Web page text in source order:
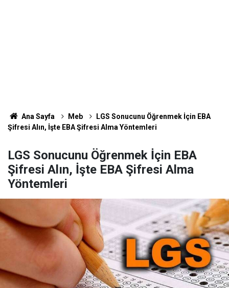
Ana Sayfa Meb
LGS Sonucunu Öğrenmek İçin EBA
Şifresi Alın, İşte EBA Şifresi Alma Yöntemleri
LGS Sonucunu Öğrenmek İçin EBA
Şifresi Alın, İşte EBA Şifresi Alma
Yöntemleri